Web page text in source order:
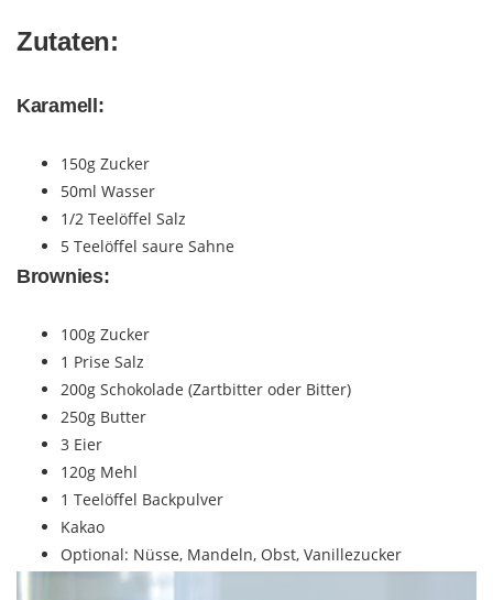
Zutaten:
Karamell:
150g Zucker
50ml Wasser
1/2 Teelöffel Salz
5 Teelöffel saure Sahne
Brownies:
100g Zucker
1 Prise Salz
200g Schokolade (Zartbitter oder Bitter)
250g Butter
3 Eier
120g Mehl
1 Teelöffel Backpulver
Kakao
Optional: Nüsse, Mandeln, Obst, Vanillezucker